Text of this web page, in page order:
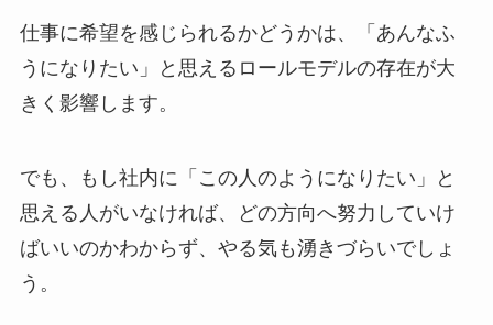
仕事に希望を感じられるかどうかは、「あんなふ
うになりたい」と思えるロールモデルの存在が大
きく影響します。
でも、もし社内に「この人のようになりたい」と
思える人がいなければ、どの方向へ努力していけ
ばいいのかわからず、やる気も湧きづらいでしょ
う。